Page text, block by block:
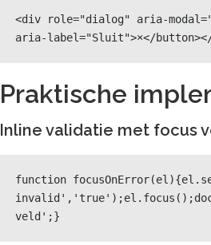
<div role="dialog" aria-
aria-label="Sluit">×</
Praktische
Inline validatie met focus
function
veld';}